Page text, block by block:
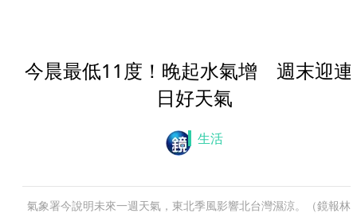
今晨最低11度！晚起水氣增 週末迎
日好天氣
生活
氣象署今說明未來一週天氣，東北季風影響北台灣濕涼。（鏡報林